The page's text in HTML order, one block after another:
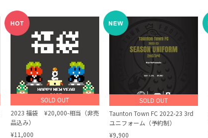
SOLD OUT
2023 福袋 ¥20,000-相当（非売
品込み）
¥11,000
SOLD OUT
Taunton Town FC 2022-23 3rd
ユニフォーム（予約制）
¥9,900